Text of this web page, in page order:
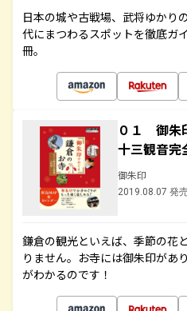
日本の城や古戦場、武将ゆかり
代にまつわるスポットを徹底ガ
冊。
０１ 御朱
十三観音
御朱印
2019.08.07 発
鎌倉の観光といえば、季節の花
りません。お寺には御朱印があ
がわかるのです！